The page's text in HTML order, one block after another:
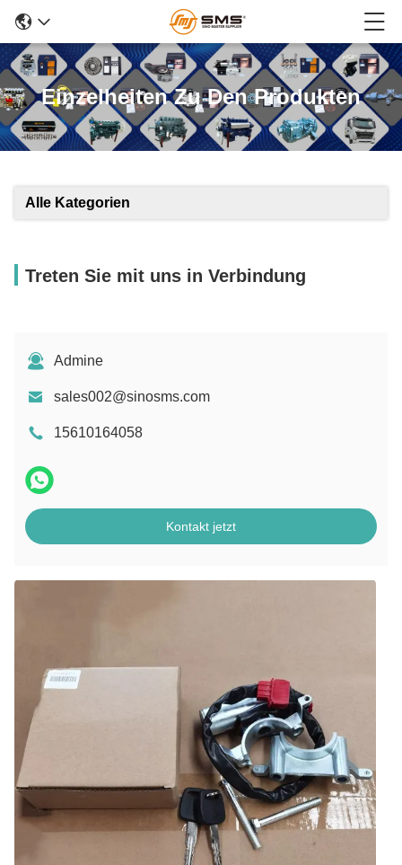
Einzelheiten Zu Den Produkten
Alle Kategorien
Treten Sie mit uns in Verbindung
Admine
sales002@sinosms.com
15610164058
Kontakt jetzt